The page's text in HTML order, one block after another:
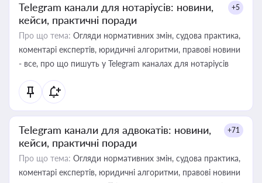
Telegram канали для нотаріусів: новини,
кейси, практичні поради
+5
Про що тема: Огляди нормативних змін, судова практика,
коментарі експертів, юридичні алгоритми, правові новини
- все, про що пишуть у Telegram каналах для нотаріусів
Telegram канали для адвокатів: новини,
кейси, практичні поради
+71
Про що тема: Огляди нормативних змін, судова практика,
коментарі експертів, юридичні алгоритми, правові новини